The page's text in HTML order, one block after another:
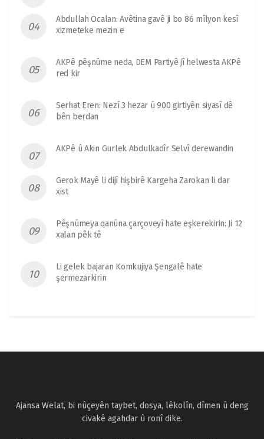
Abdullah Ocalan: Avêtina gavê ji bo 86 mîlyon kesî
xizmeteke mezin e
AKPê pêşnûme neda, DEM Partiyê jî helwesta AKPê
red kir
Serhat Eren: Nezî 3 hezar û 900 girtiyên siyasî dê
bên berdan
AKPê û Akin Gurlek Abdulkadîr Selvî derewandin
Gerok Mayê li dijî hişbirê Kargeha Zarokan li dar
xist
Pêşnûmeya qanûna çarçoveyî hate eşkerekirin: Ji 12
xalan pêk tê
Li gelek bajaran Komkujiya Şengalê hate
şermezarkirin
Ajansa Welat, bi nûçeyên taybet, dosya, lêkolîn, dîmen û deng
civakê agahdar û ronî dike.